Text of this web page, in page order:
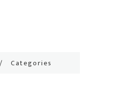
Categories